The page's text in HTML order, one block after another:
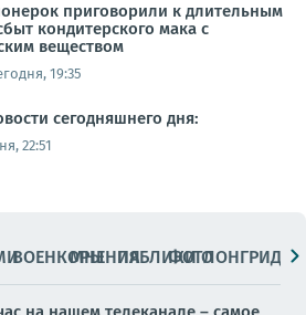
приговорили к длительным
кондитерского мака с
веществом
19:35
сегодняшнего дня:
22:51
ВОЕНКОРЫМНЕНИЯПАБЛИКИ
ФОТОЛОНГРИДЫ